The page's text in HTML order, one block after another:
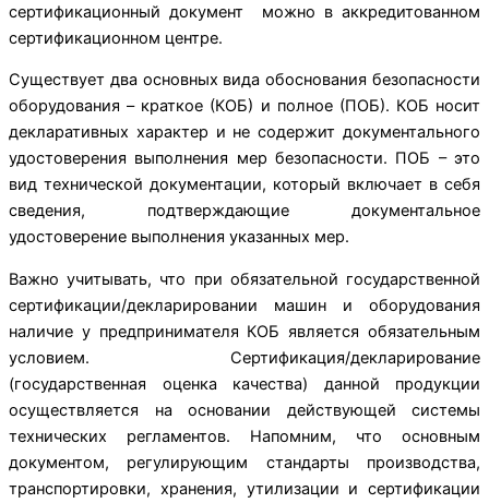
сертификационный документ можно в аккредитованном
сертификационном центре.
Существует два основных вида обоснования безопасности
оборудования – краткое (КОБ) и полное (ПОБ). КОБ носит
декларативных характер и не содержит документального
удостоверения выполнения мер безопасности. ПОБ – это
вид технической документации, который включает в себя
сведения, подтверждающие документальное
удостоверение выполнения указанных мер.
Важно учитывать, что при обязательной государственной
сертификации/декларировании машин и оборудования
наличие у предпринимателя КОБ является обязательным
условием. Сертификация/декларирование
(государственная оценка качества) данной продукции
осуществляется на основании действующей системы
технических регламентов. Напомним, что основным
документом, регулирующим стандарты производства,
транспортировки, хранения, утилизации и сертификации